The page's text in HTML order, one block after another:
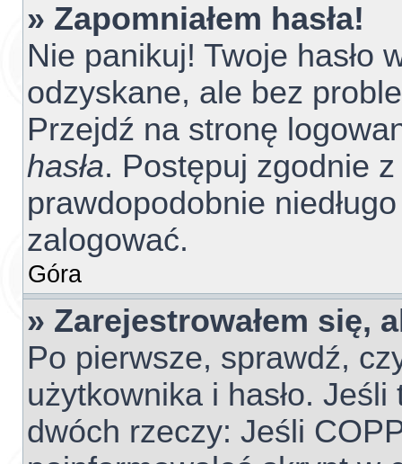
» Zapomniałem hasła!
Nie panikuj! Twoje hasło
odzyskane, ale bez
Przejdź na stronę
hasła. Postępuj zgodnie
prawdopodobnie
zalogować.
Góra
» Zarejestrowałem się,
Po pierwsze, sprawdź,
użytkownika i hasło.
dwóch rzeczy: Jeśli